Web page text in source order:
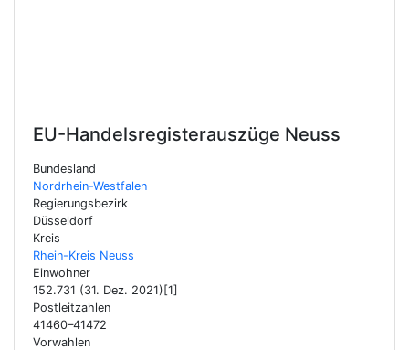
EU-Handelsregisterauszüge Neuss
Bundesland
Nordrhein-Westfalen
Regierungsbezirk
Düsseldorf
Kreis
Rhein-Kreis Neuss
Einwohner
152.731 (31. Dez. 2021)[1]
Postleitzahlen
41460–41472
Vorwahlen